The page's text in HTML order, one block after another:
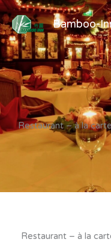
Ga
naar
de
inhoud
Bamboo-
Restaurant – à la
Restaurant – à la